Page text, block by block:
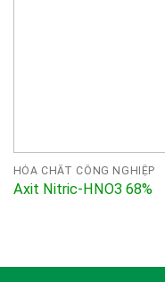
HÓA CHẤT CÔNG NGHIỆP
Axit Nitric-HNO3 68%